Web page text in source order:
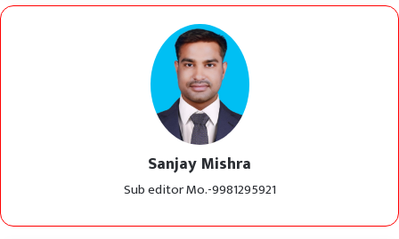
Sanjay Mishra
Sub editor Mo.-9981295921